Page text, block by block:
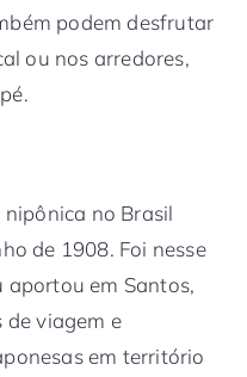
podem desfrutar
ou nos arredores,
no Brasil
de 1908. Foi nesse
aportou em Santos,
de viagem e
em território